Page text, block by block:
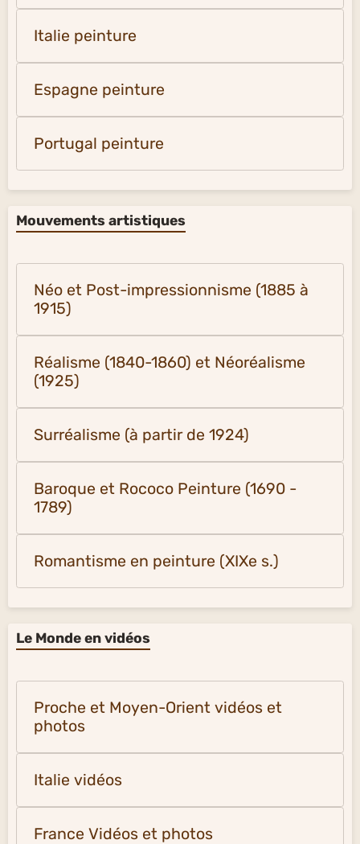
Italie peinture
Espagne peinture
Portugal peinture
Mouvements artistiques
Néo et Post-impressionnisme (1885 à
1915)
Réalisme (1840-1860) et Néoréalisme
(1925)
Surréalisme (à partir de 1924)
Baroque et Rococo Peinture (1690 -
1789)
Romantisme en peinture (XIXe s.)
Le Monde en vidéos
Proche et Moyen-Orient vidéos et
photos
Italie vidéos
France Vidéos et photos